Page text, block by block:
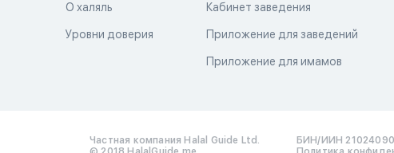
О халяль
Уровни доверия
Кабинет заведения
Приложение для заведений
Приложение для имамов
Частная компания Halal Guide Ltd.
БИН/ИИН